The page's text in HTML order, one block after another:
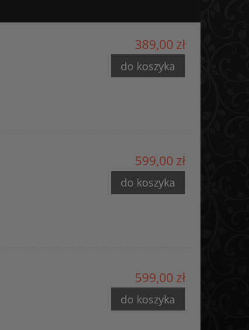
389,00 zł
do koszyka
599,00 zł
do koszyka
599,00 zł
do koszyka